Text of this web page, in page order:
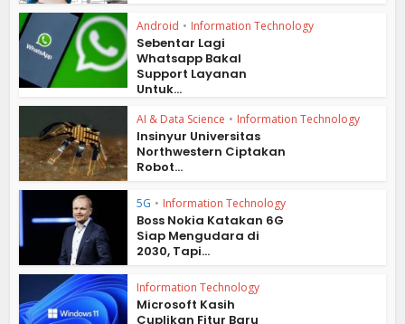
Android • Information Technology
Sebentar Lagi
Whatsapp Bakal
Support Layanan
Untuk...
AI & Data Science • Information Technology
Insinyur Universitas
Northwestern Ciptakan
Robot...
5G • Information Technology
Boss Nokia Katakan 6G
Siap Mengudara di
2030, Tapi...
Information Technology
Microsoft Kasih
Cuplikan Fitur Baru